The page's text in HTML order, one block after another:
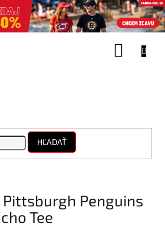
HĽADAŤ
Penguins
Tee